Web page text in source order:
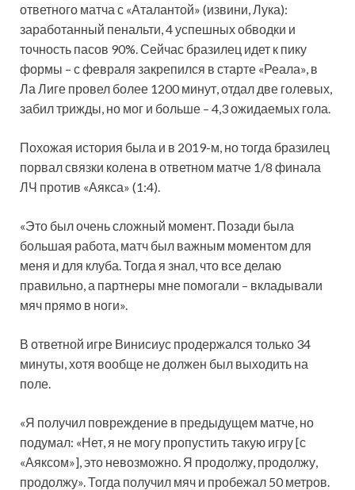
ответного матча с «Аталантой» (извини, Лука):
заработанный пенальти, 4 успешных обводки и
точность пасов 90%. Сейчас бразилец идет к пику
формы – с февраля закрепился в старте «Реала», в
Ла Лиге провел более 1200 минут, отдал две голевых,
забил трижды, но мог и больше – 4,3 ожидаемых гола.
Похожая история была и в 2019-м, но тогда бразилец
порвал связки колена в ответном матче 1/8 финала
ЛЧ против «Аякса» (1:4).
«Это был очень сложный момент. Позади была
большая работа, матч был важным моментом для
меня и для клуба. Тогда я знал, что все делаю
правильно, а партнеры мне помогали – вкладывали
мяч прямо в ноги».
В ответной игре Винисиус продержался только 34
минуты, хотя вообще не должен был выходить на
поле.
«Я получил повреждение в предыдущем матче, но
подумал: «Нет, я не могу пропустить такую игру [с
«Аяксом»], это невозможно. Я продолжу, продолжу,
продолжу». Тогда получил мяч и пробежал 50 метров.